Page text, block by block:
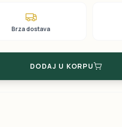
Brza dostava
DODAJ U KORPU